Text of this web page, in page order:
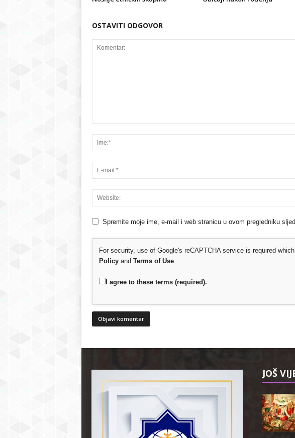
OSTAVITI ODGOVOR
Spremite moje ime, e-mail i web stranicu u ovom pregledniku
For security, use of Google's reCAPTCHA service is required
Policyand Terms of Use.
I agree to these terms (required).
JOŠ